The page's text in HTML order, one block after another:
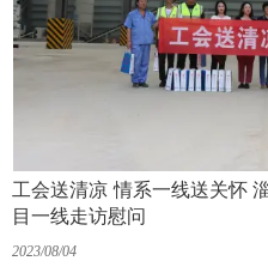
工会送清凉 情系一线送关怀
目一线走访慰问
2023/08/04